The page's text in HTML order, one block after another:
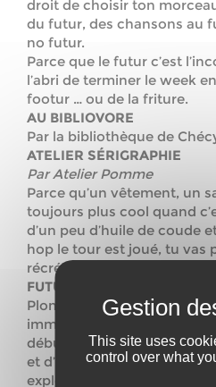
droit de choisir ton
du futur, des chansons au
no futur.
Parce que le futur c’est
l’abri de terminer le week
footur … ou de la friture.
AU BIBLIOVORE
Par la bibliothèque de
ATELIER SÉRIGRAPHIE
Par Atelier Pomme
Parce qu’un vêtement, un
toujours plus cool quand
d’un peu d’huile de coude
hop le tour est joué, tu vas
récré !
FUTURARIUM
Plongez au cœur du
immersive ! Cette
débute par une séance de
et d’échauffements
explorateur à ton voyage
This site uses
control over what